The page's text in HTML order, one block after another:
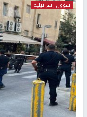
شؤون إسرائيلية